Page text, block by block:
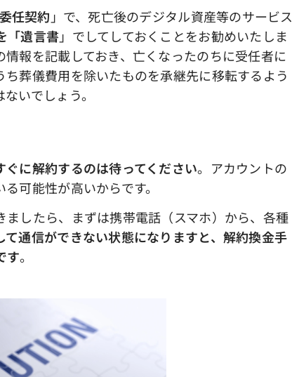
任契約 」で、死亡後のデジタル資産等のサービス
「遺言書 」でしてしておくことをお勧めいたしま
報を記載しておき、亡くなったのちに受任者に
葬儀費用を除いたものを承継先に移転するよう
いでしょう。
に解約するのは待ってください。アカウントの
可能性が高いからです。
ましたら、まずは携帯電話（スマホ）から、各種
て通信ができない状態になりますと、解約換金手
す。